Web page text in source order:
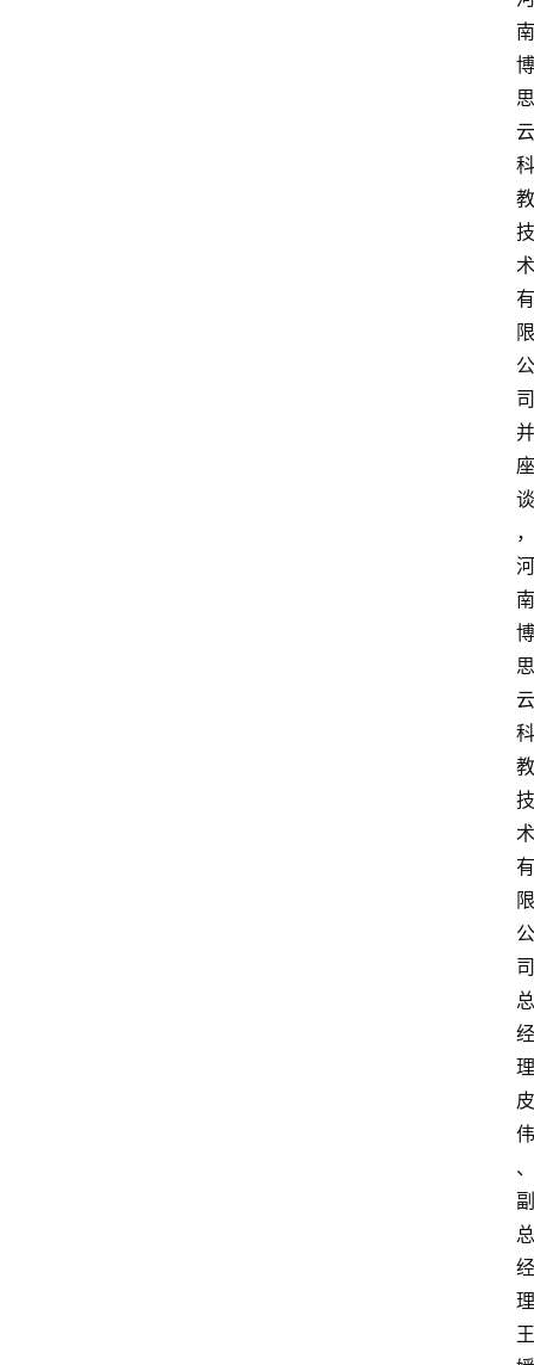
南
博
思
云
科
教
技
术
有
限
公
司
并
座
谈
，
河
南
博
思
云
科
教
技
术
有
限
公
司
总
经
理
皮
伟
、
副
总
经
理
王